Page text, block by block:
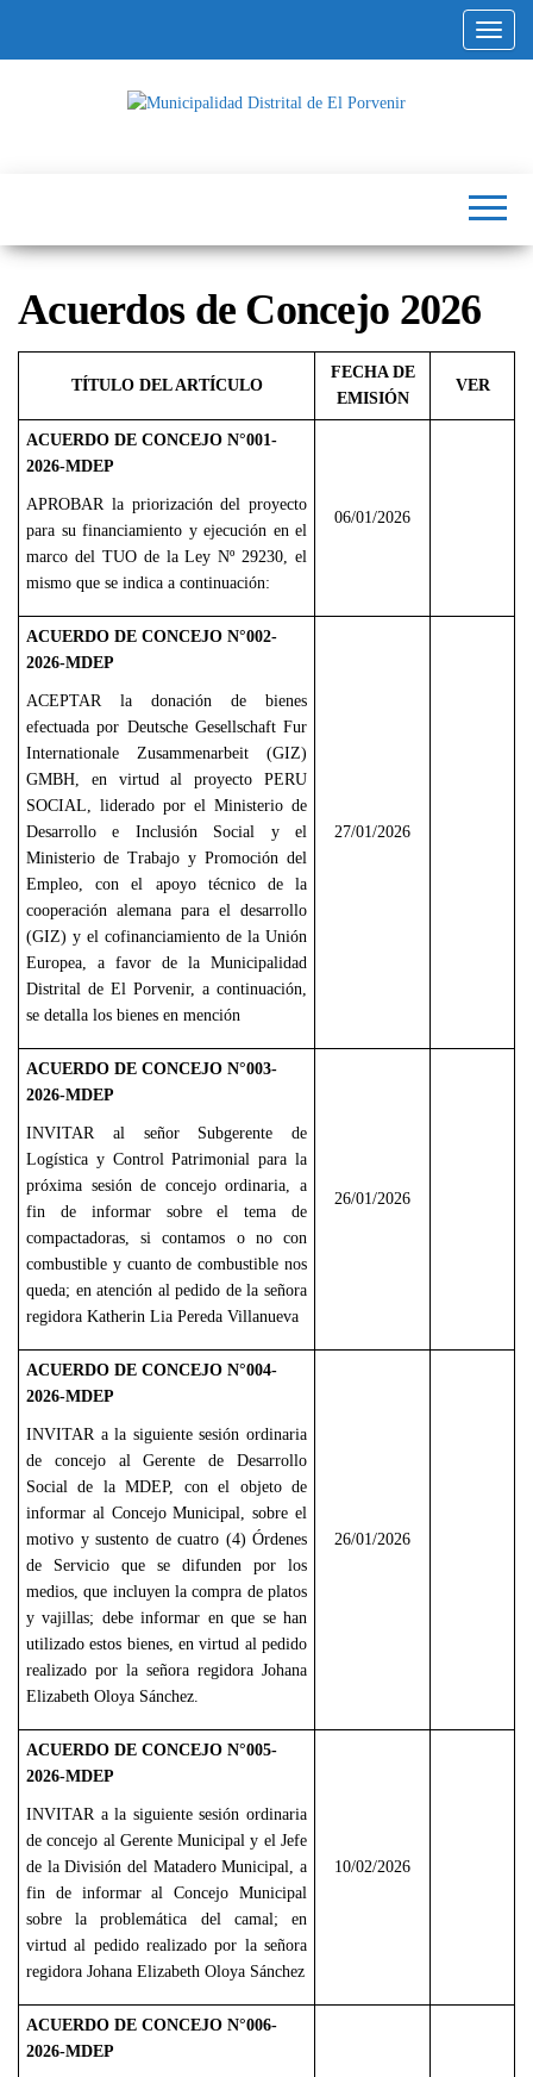
Acuerdos de Concejo 2026
TÍTULO DEL ARTÍCULO
FECHA DE
EMISIÓN
VER
ACUERDO DE CONCEJO N°001-
2026-MDEP
APROBAR la priorización del proyecto
para su financiamiento y ejecución en el
marco del TUO de la Ley Nº 29230, el
mismo que se indica a continuación:
06/01/2026
ACUERDO DE CONCEJO N°002-
2026-MDEP
ACEPTAR la donación de bienes
efectuada por Deutsche Gesellschaft Fur
Internationale Zusammenarbeit (GIZ)
GMBH, en virtud al proyecto PERU
SOCIAL, liderado por el Ministerio de
Desarrollo e Inclusión Social y el
Ministerio de Trabajo y Promoción del
Empleo, con el apoyo técnico de la
cooperación alemana para el desarrollo
(GIZ) y el cofinanciamiento de la Unión
Europea, a favor de la Municipalidad
Distrital de El Porvenir, a continuación,
se detalla los bienes en mención
27/01/2026
ACUERDO DE CONCEJO N°003-
2026-MDEP
INVITAR al señor Subgerente de
Logística y Control Patrimonial para la
próxima sesión de concejo ordinaria, a
fin de informar sobre el tema de
compactadoras, si contamos o no con
combustible y cuanto de combustible nos
queda; en atención al pedido de la señora
regidora Katherin Lia Pereda Villanueva
26/01/2026
ACUERDO DE CONCEJO N°004-
2026-MDEP
INVITAR a la siguiente sesión ordinaria
de concejo al Gerente de Desarrollo
Social de la MDEP, con el objeto de
informar al Concejo Municipal, sobre el
motivo y sustento de cuatro (4) Órdenes
de Servicio que se difunden por los
medios, que incluyen la compra de platos
y vajillas; debe informar en que se han
utilizado estos bienes, en virtud al pedido
realizado por la señora regidora Johana
Elizabeth Oloya Sánchez.
26/01/2026
ACUERDO DE CONCEJO N°005-
2026-MDEP
INVITAR a la siguiente sesión ordinaria
de concejo al Gerente Municipal y el Jefe
de la División del Matadero Municipal, a
fin de informar al Concejo Municipal
sobre la problemática del camal; en
virtud al pedido realizado por la señora
regidora Johana Elizabeth Oloya Sánchez
10/02/2026
ACUERDO DE CONCEJO N°006-
2026-MDEP